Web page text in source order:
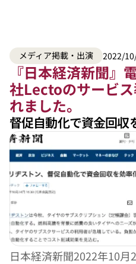
メディア掲載・出演 2022/
『日本経済新聞』
社Lectoのサービ
れました。
督促自動化で資金回収
日本経済新聞2022年10